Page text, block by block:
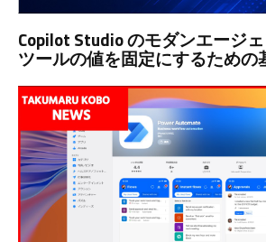
Copilot Studio のモダンエージ
ツールの値を固定にするための